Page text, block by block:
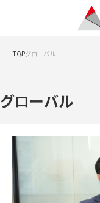
TOPグローバル
グローバル